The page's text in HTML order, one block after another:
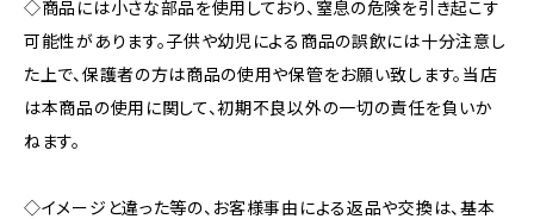
◇商品には小さな部品を使用しており、窒息の危険を引き起こす
可能性があります。子供や幼児による商品の誤飲には十分注意し
た上で、保護者の方は商品の使用や保管をお願い致します。当店
は本商品の使用に関して、初期不良以外の一切の責任を負いか
ねます。
◇イメージと違った等の、お客様事由による返品や交換は、基本